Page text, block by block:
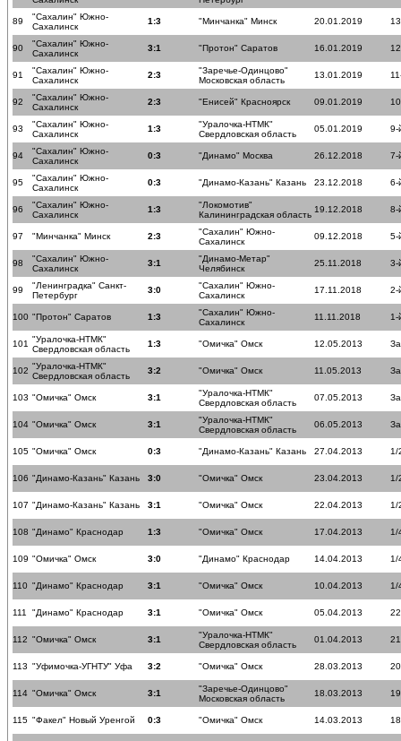
89
"Сахалин" Южно-
Сахалинск
1:3 "Минчанка" Минск 20.01.2019
90
"Сахалин" Южно-
Сахалинск
3:1 "Протон" Саратов 16.01.2019
91
"Сахалин" Южно-
Сахалинск
2:3
"Заречье-Одинцово"
Московская область
13.01.2019
92
"Сахалин" Южно-
Сахалинск
2:3 "Енисей" Красноярск 09.01.2019
93
"Сахалин" Южно-
Сахалинск
1:3
"Уралочка-НТМК"
Свердловская область
05.01.2019 9-
94
"Сахалин" Южно-
Сахалинск
0:3 "Динамо" Москва 26.12.2018 7-
95
"Сахалин" Южно-
Сахалинск
0:3 "Динамо-Казань" Казань 23.12.2018 6-
96
"Сахалин" Южно-
Сахалинск
1:3
"Локомотив"
Калининградская область
19.12.2018 8-
97 "Минчанка" Минск 2:3
"Сахалин" Южно-
Сахалинск
09.12.2018 5-
98
"Сахалин" Южно-
Сахалинск
3:1
"Динамо-Метар"
Челябинск
25.11.2018 3-
99
"Ленинградка" Санкт-
Петербург
3:0
"Сахалин" Южно-
Сахалинск
17.11.2018 2-
100 "Протон" Саратов 1:3
"Сахалин" Южно-
Сахалинск
11.11.2018 1-
101 "Уралочка-НТМК"
Свердловская область
1:3 "Омичка" Омск 12.05.2013
102 "Уралочка-НТМК"
Свердловская область
3:2 "Омичка" Омск 11.05.2013
103 "Омичка" Омск 3:1
"Уралочка-НТМК"
Свердловская область
07.05.2013
104 "Омичка" Омск 3:1
"Уралочка-НТМК"
Свердловская область
06.05.2013
105 "Омичка" Омск 0:3 "Динамо-Казань" Казань 27.04.2013 1/
106 "Динамо-Казань" Казань 3:0 "Омичка" Омск 23.04.2013 1/
107 "Динамо-Казань" Казань 3:1 "Омичка" Омск 22.04.2013 1/
108 "Динамо" Краснодар 1:3 "Омичка" Омск 17.04.2013 1/
109 "Омичка" Омск 3:0 "Динамо" Краснодар 14.04.2013 1/
110 "Динамо" Краснодар 3:1 "Омичка" Омск 10.04.2013 1/
111 "Динамо" Краснодар 3:1 "Омичка" Омск 05.04.2013
112 "Омичка" Омск 3:1
"Уралочка-НТМК"
Свердловская область
01.04.2013
113 "Уфимочка-УГНТУ" Уфа 3:2 "Омичка" Омск 28.03.2013
114 "Омичка" Омск 3:1
"Заречье-Одинцово"
Московская область
18.03.2013
115 "Факел" Новый Уренгой 0:3 "Омичка" Омск 14.03.2013